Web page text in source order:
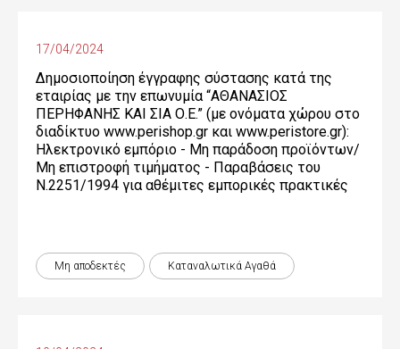
17/04/2024
Δημοσιοποίηση έγγραφης σύστασης κατά της
εταιρίας με την επωνυμία “ΑΘΑΝΑΣΙΟΣ
ΠΕΡΗΦΑΝΗΣ ΚΑΙ ΣΙΑ Ο.Ε.” (με ονόματα χώρου στο
διαδίκτυο www.perishop.gr και www.peristore.gr):
Ηλεκτρονικό εμπόριο - Μη παράδοση προϊόντων/
Μη επιστροφή τιμήματος - Παραβάσεις του
Ν.2251/1994 για αθέμιτες εμπορικές πρακτικές
Μη αποδεκτές Καταναλωτικά Αγαθά